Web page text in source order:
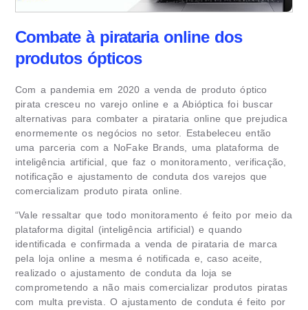
Combate à pirataria online dos
produtos ópticos
Com a pandemia em 2020 a venda de produto óptico
pirata cresceu no varejo online e a Abióptica foi buscar
alternativas para combater a pirataria online que prejudica
enormemente os negócios no setor. Estabeleceu então
uma parceria com a NoFake Brands, uma plataforma de
inteligência artificial, que faz o monitoramento, verificação,
notificação e ajustamento de conduta dos varejos que
comercializam produto pirata online.
“Vale ressaltar que todo monitoramento é feito por meio da
plataforma digital (inteligência artificial) e quando
identificada e confirmada a venda de pirataria de marca
pela loja online a mesma é notificada e, caso aceite,
realizado o ajustamento de conduta da loja se
comprometendo a não mais comercializar produtos piratas
com multa prevista. O ajustamento de conduta é feito por